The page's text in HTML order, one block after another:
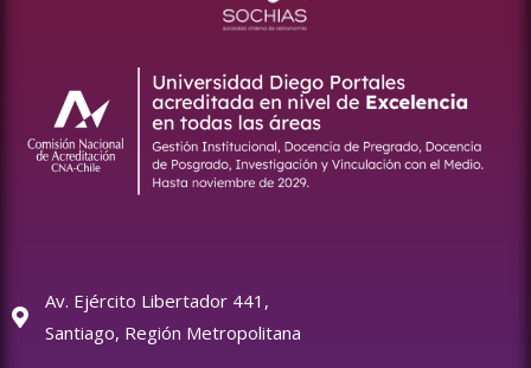
Av. Ejército Libertador 441,
Santiago, Región Metropolitana